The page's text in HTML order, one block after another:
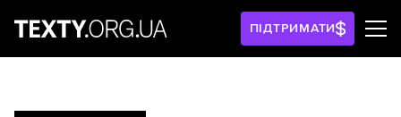
ПІДТРИМАТИ